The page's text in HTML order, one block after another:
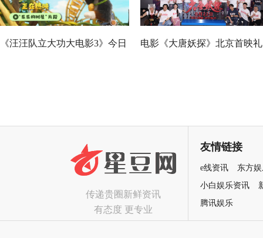
《汪汪队立大功大电影3》今日 电影《大唐妖探》北京首映礼
传递贵圈新鲜资讯
有态度 更专业
友情链接
e线资讯
东方
小白娱乐资讯
腾讯娱乐